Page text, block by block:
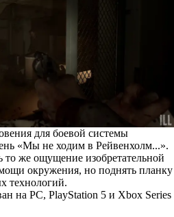
для боевой системы
«Мы не ходим в Рейвенхолм...».
то же ощущение изобретательной
окружения, но поднять планку
технологий.
на PC, PlayStation 5 и Xbox Series